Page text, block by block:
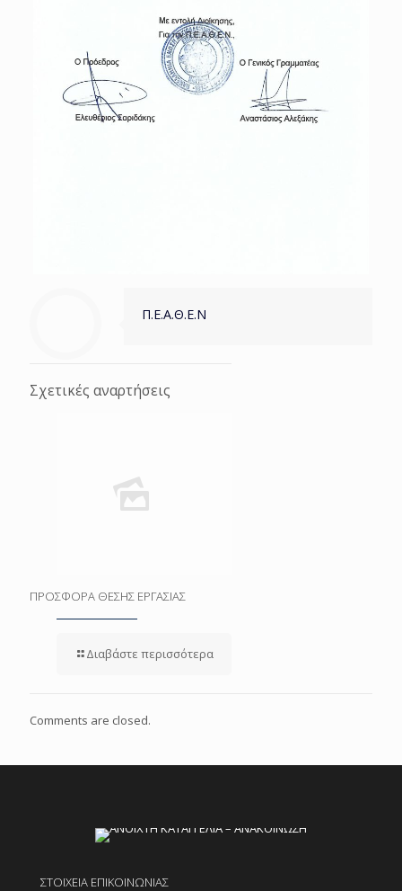
Π.Ε.Α.Θ.Ε.Ν
Σχετικές αναρτήσεις
ΠΡΟΣΦΟΡΑ ΘΕΣΗΣ ΕΡΓΑΣΙΑΣ
Διαβάστε περισσότερα
Comments are closed.
ΣΤΟΙΧΕΙΑ ΕΠΙΚΟΙΝΩΝΙΑΣ